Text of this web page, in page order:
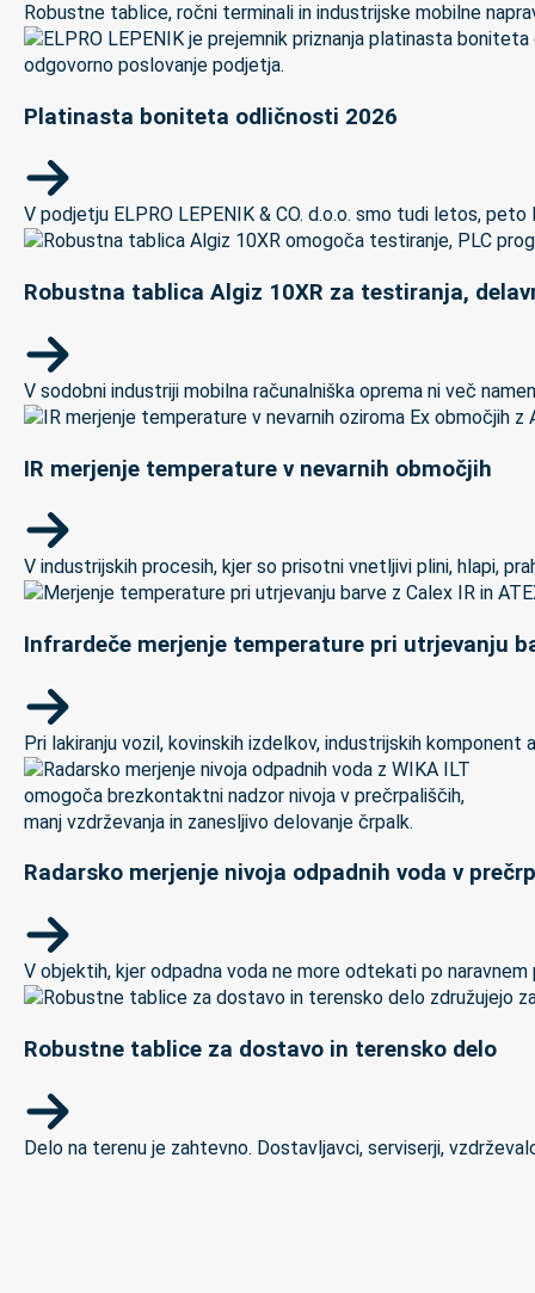
Robustne tablice, ročni terminali in industrijske mobilne
Platinasta boniteta odličnosti 2026
V podjetju ELPRO LEPENIK & CO. d.o.o. smo tudi letos,
Robustna tablica Algiz 10XR za testiranja,
V sodobni industriji mobilna računalniška oprema ni več
IR merjenje temperature v nevarnih območjih
V industrijskih procesih, kjer so prisotni vnetljivi plini, hlapi,
Infrardeče merjenje temperature pri utrjevanju
Pri lakiranju vozil, kovinskih izdelkov, industrijskih
Radarsko merjenje nivoja odpadnih voda v
V objektih, kjer odpadna voda ne more odtekati po
Robustne tablice za dostavo in terensko delo
Delo na terenu je zahtevno. Dostavljavci, serviserji,